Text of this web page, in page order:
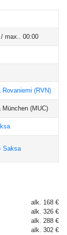
max.. 00:00
Rovaniemi (RVN)
München (MUC)
Saksa
alk. 168 €
alk. 326 €
alk. 288 €
alk. 302 €